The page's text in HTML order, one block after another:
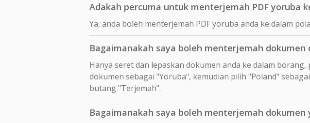
Adakah percuma untuk menterjemah PDF yoruba
Ya, anda boleh menterjemah PDF yoruba anda ke dalam
Bagaimanakah saya boleh menterjemah dokumen
Hanya seret dan lepaskan dokumen anda ke dalam
dokumen sebagai "Yoruba", kemudian pilih "Poland"
butang "Terjemah".
Bagaimanakah saya boleh menterjemah